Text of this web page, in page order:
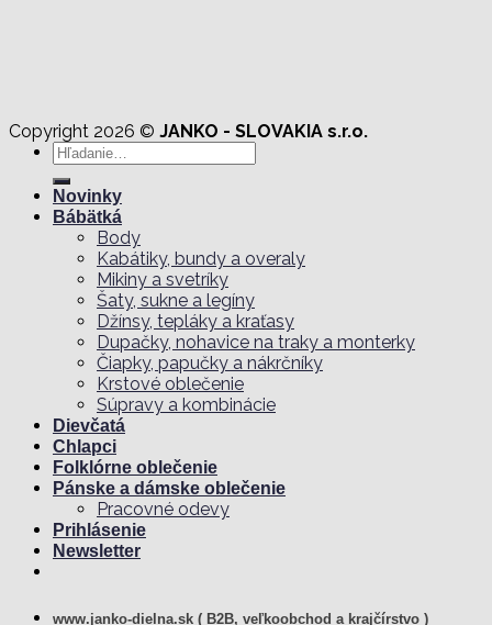
Copyright 2026 © JANKO - SLOVAKIA s.r.o.
Hľadať:
Novinky
Bábätká
Body
Kabátiky, bundy a overaly
Mikiny a svetríky
Šaty, sukne a legíny
Džínsy, tepláky a kraťasy
Dupačky, nohavice na traky a monterky
Čiapky, papučky a nákrčníky
Krstové oblečenie
Súpravy a kombinácie
Dievčatá
Chlapci
Folklórne oblečenie
Pánske a dámske oblečenie
Pracovné odevy
Prihlásenie
Newsletter
www.janko-dielna.sk ( B2B, veľkoobchod a krajčírstvo )